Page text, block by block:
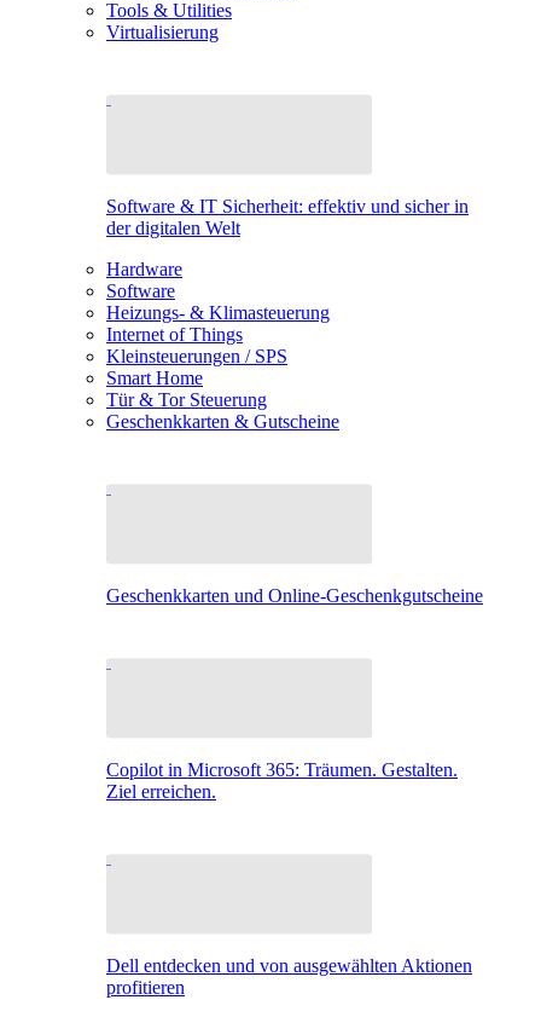
Tools & Utilities
Virtualisierung
Software & IT Sicherheit: effektiv und sicher in
der digitalen Welt
Hardware
Software
Heizungs- & Klimasteuerung
Internet of Things
Kleinsteuerungen / SPS
Smart Home
Tür & Tor Steuerung
Geschenkkarten & Gutscheine
Geschenkkarten und Online-Geschenkgutscheine
Copilot in Microsoft 365: Träumen. Gestalten.
Ziel erreichen.
Dell entdecken und von ausgewählten Aktionen
profitieren